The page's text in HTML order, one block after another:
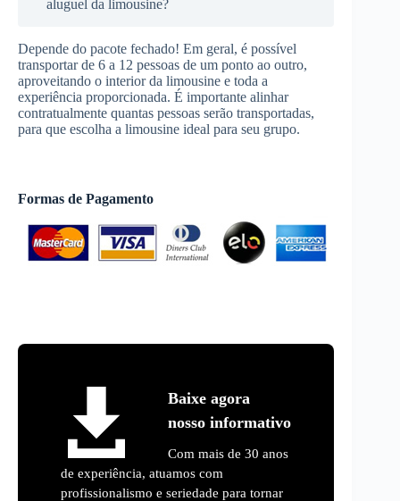
aluguel da limousine?
Depende do pacote fechado! Em geral, é possível
transportar de 6 a 12 pessoas de um ponto ao outro,
aproveitando o interior da limousine e toda a
experiência proporcionada. É importante alinhar
contratualmente quantas pessoas serão transportadas,
para que escolha a limousine ideal para seu grupo.
Formas de Pagamento
Baixe agora
nosso informativo
Com mais de 30 anos
de experiência, atuamos com
profissionalismo e seriedade para tornar